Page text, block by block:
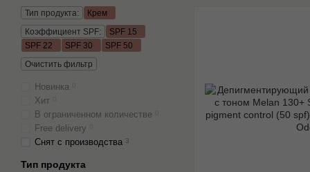
Тип продукта:
Крем
Коэффициент SPF:
SPF 15
SPF 22
SPF 30
SPF 50
Очистить фильтр
Новинка
Хит
В ограниченном количестве
Free delivery
Снят с производства 3
Тип продукта